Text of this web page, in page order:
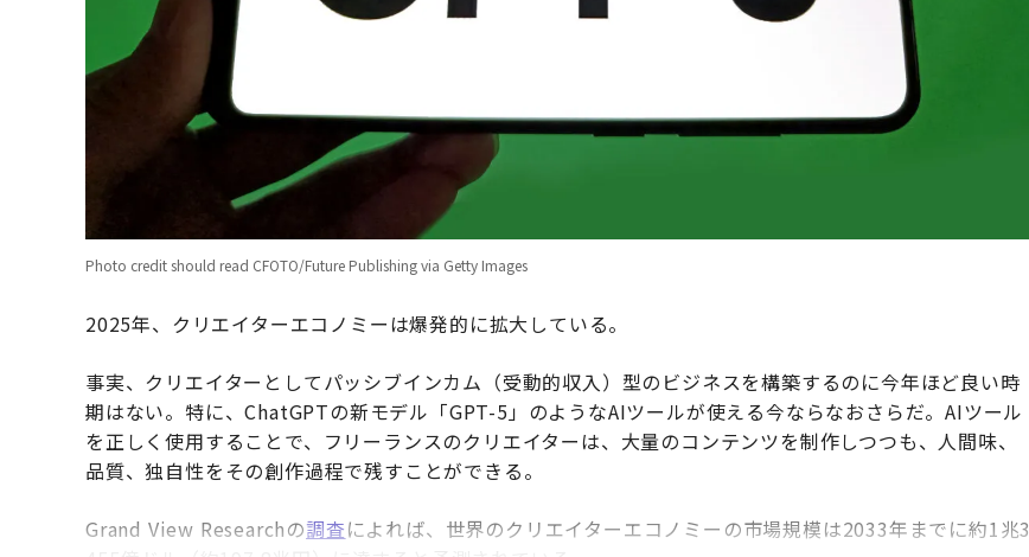
Photo credit should read CFOTO/Future Publishing via Getty Images
2025年、クリエイターエコノミーは爆発的に拡大している。
事実、クリエイターとしてパッシブインカム（受動的収入）型のビジネスを構築するのに今年ほど良い時
期はない。特に、ChatGPTの新モデル「GPT-5」のようなAIツールが使える今ならなおさらだ。AIツール
を正しく使用することで、フリーランスのクリエイターは、大量のコンテンツを制作しつつも、人間味、
品質、独自性をその創作過程で残すことができる。
Grand View Researchの調査によれば、世界のクリエイターエコノミーの市場規模は2033年までに約1兆3